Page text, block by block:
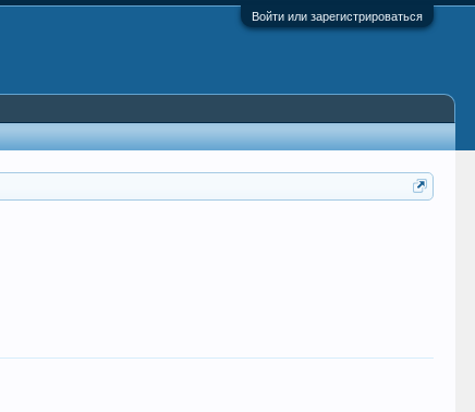
Войти или зарегистрироваться